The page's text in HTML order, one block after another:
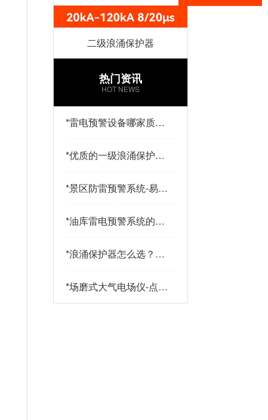
二级浪涌保护器
热门资讯
HOT NEWS
*雷电预警设备哪家质量
*优质的一级浪涌保护器
防雷
*景区防雷预警系统-易造
*油库雷电预警系统的传
看-易造
*浪涌保护器怎么选？三
策略助您精准选型-易造
*场磨式大气电场仪-点击
了解更多-易造